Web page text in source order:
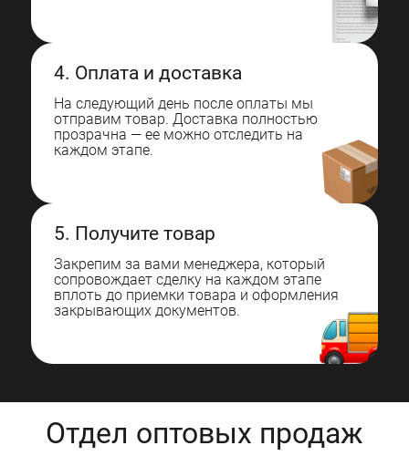
4. Оплата и доставка
На следующий день после оплаты мы
отправим товар. Доставка полностью
прозрачна — ее можно отследить на
каждом этапе.
5. Получите товар
Закрепим за вами менеджера, который
сопровождает сделку на каждом этапе
вплоть до приемки товара и оформления
закрывающих документов.
Отдел оптовых продаж